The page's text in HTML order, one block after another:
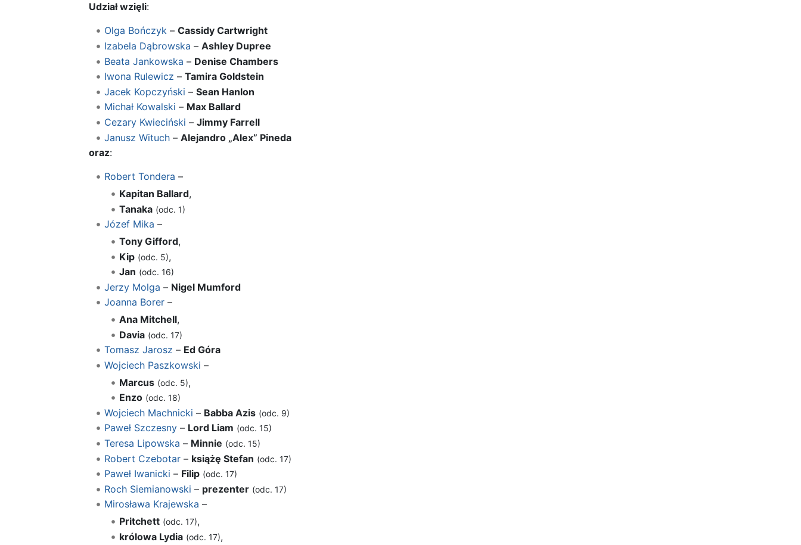
Udział wzięli:
Olga Bończyk– Cassidy Cartwright
Izabela Dąbrowska – Ashley Dupree
Beata Jankowska – Denise Chambers
Iwona Rulewicz – Tamira Goldstein
Jacek Kopczyński – Sean Hanlon
Michał Kowalski – Max Ballard
Cezary Kwieciński – Jimmy Farrell
Janusz Wituch– Alejandro „Alex” Pineda
oraz:
Robert Tondera –
Kapitan Ballard,
Tanaka (odc. 1)
Józef Mika –
Tony Gifford,
Kip (odc. 5),
Jan (odc. 16)
Jerzy Molga – Nigel Mumford
Joanna Borer–
Ana Mitchell,
Davia (odc. 17)
Tomasz Jarosz – Ed Góra
Wojciech Paszkowski –
Marcus (odc. 5),
Enzo (odc. 18)
Wojciech Machnicki – Babba Azis (odc. 9)
Paweł Szczesny– Lord Liam (odc. 15)
Teresa Lipowska – Minnie (odc. 15)
Robert Czebotar– książę Stefan (odc. 17)
Paweł Iwanicki – Filip (odc. 17)
Roch Siemianowski – prezenter (odc. 17)
Mirosława Krajewska –
Pritchett (odc. 17),
królowa Lydia (odc. 17),